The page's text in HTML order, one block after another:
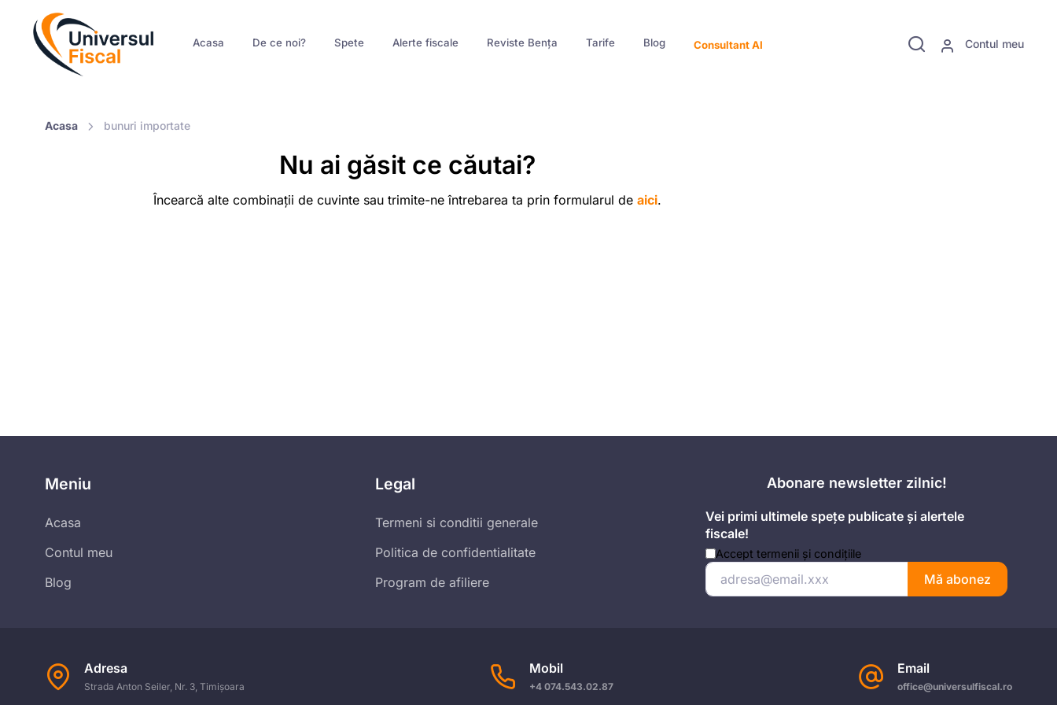
Contul meu
Acasa De ce noi? Spete Alerte fiscale Reviste Bența Tarife Blog Consultant AI
Acasa bunuri importate
Nu ai găsit ce căutai?
Încearcă alte combinații de cuvinte sau trimite-ne întrebarea ta prin formularul de aici.
Meniu
Acasa
Contul meu
Blog
Legal
Termeni si conditii generale
Politica de confidentialitate
Program de afiliere
Abonare newsletter zilnic!
Vei primi ultimele spețe publicate și alertele
fiscale!
Accept termenii și condițiile
Mă abonez
Adresa
Strada Anton Seiler, Nr. 3, Timișoara
Mobil
+4 074.543.02.87
Email
office@universulfiscal.ro